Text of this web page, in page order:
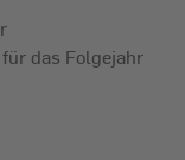
das Folgejahr